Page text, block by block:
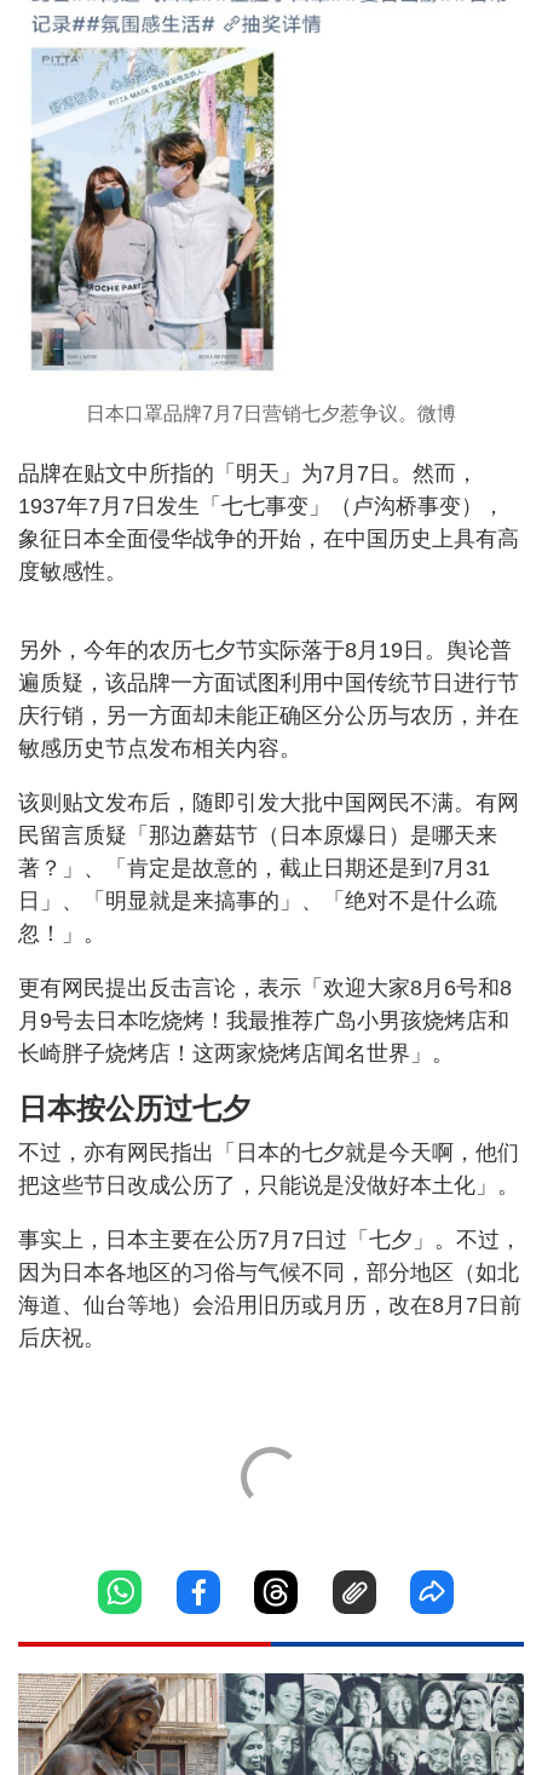
日本口罩品牌7月7日营销七夕惹争议。微博
品牌在贴文中所指的「明天」为7月7日。然而，
1937年7月7日发生「七七事变」（卢沟桥事变），
象征日本全面侵华战争的开始，在中国历史上具有高
度敏感性。
另外，今年的农历七夕节实际落于8月19日。舆论普
遍质疑，该品牌一方面试图利用中国传统节日进行节
庆行销，另一方面却未能正确区分公历与农历，并在
敏感历史节点发布相关内容。
该则贴文发布后，随即引发大批中国网民不满。有网
民留言质疑「那边蘑菇节（日本原爆日）是哪天来
著？」、「肯定是故意的，截止日期还是到7月31
日」、「明显就是来搞事的」、「绝对不是什么疏
忽！」。
更有网民提出反击言论，表示「欢迎大家8月6号和8
月9号去日本吃烧烤！我最推荐广岛小男孩烧烤店和
长崎胖子烧烤店！这两家烧烤店闻名世界」。
日本按公历过七夕
不过，亦有网民指出「日本的七夕就是今天啊，他们
把这些节日改成公历了，只能说是没做好本土化」。
事实上，日本主要在公历7月7日过「七夕」。不过，
因为日本各地区的习俗与气候不同，部分地区（如北
海道、仙台等地）会沿用旧历或月历，改在8月7日前
后庆祝。